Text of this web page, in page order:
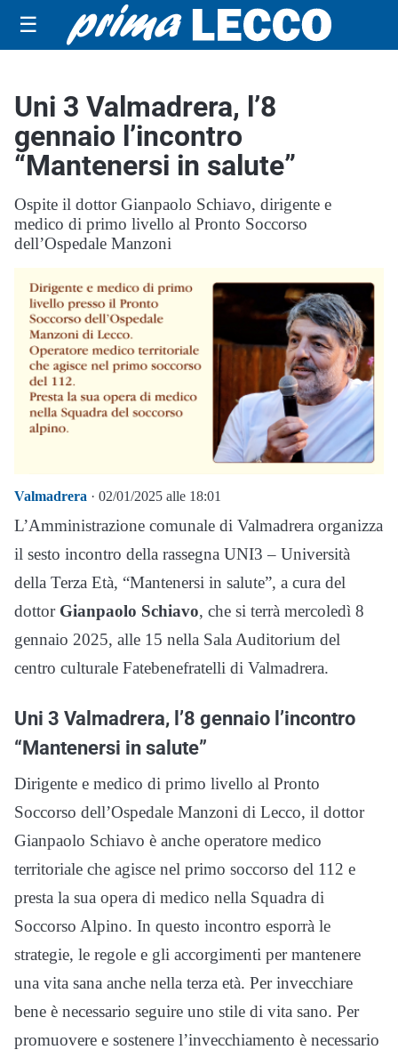
☰
Uni 3 Valmadrera, l’8
gennaio l’incontro
“Mantenersi in salute”
Ospite il dottor Gianpaolo Schiavo, dirigente e
medico di primo livello al Pronto Soccorso
dell’Ospedale Manzoni
Valmadrera · 02/01/2025 alle 18:01
L’Amministrazione comunale di Valmadrera organizza
il sesto incontro della rassegna UNI3 – Università
della Terza Età, “Mantenersi in salute”, a cura del
dottor Gianpaolo Schiavo, che si terrà mercoledì 8
gennaio 2025, alle 15 nella Sala Auditorium del
centro culturale Fatebenefratelli di Valmadrera.
Uni 3 Valmadrera, l’8 gennaio l’incontro
“Mantenersi in salute”
Dirigente e medico di primo livello al Pronto
Soccorso dell’Ospedale Manzoni di Lecco, il dottor
Gianpaolo Schiavo è anche operatore medico
territoriale che agisce nel primo soccorso del 112 e
presta la sua opera di medico nella Squadra di
Soccorso Alpino. In questo incontro esporrà le
strategie, le regole e gli accorgimenti per mantenere
una vita sana anche nella terza età. Per invecchiare
bene è necessario seguire uno stile di vita sano. Per
promuovere e sostenere l’invecchiamento è necessario